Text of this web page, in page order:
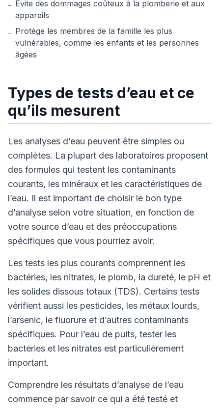
- Évite des dommages coûteux à la plomberie et aux
appareils
- Protège les membres de la famille les plus
vulnérables, comme les enfants et les personnes
âgées
Types de tests d’eau et ce
qu’ils mesurent
Les analyses d’eau peuvent être simples ou
complètes. La plupart des laboratoires proposent
des formules qui testent les contaminants
courants, les minéraux et les caractéristiques de
l’eau. Il est important de choisir le bon type
d’analyse selon votre situation, en fonction de
votre source d’eau et des préoccupations
spécifiques que vous pourriez avoir.
Les tests les plus courants comprennent les
bactéries, les nitrates, le plomb, la dureté, le pH et
les solides dissous totaux (TDS). Certains tests
vérifient aussi les pesticides, les métaux lourds,
l’arsenic, le fluorure et d’autres contaminants
spécifiques. Pour l’eau de puits, tester les
bactéries et les nitrates est particulièrement
important.
Comprendre les résultats d’analyse de l’eau
commence par savoir ce qui a été testé et